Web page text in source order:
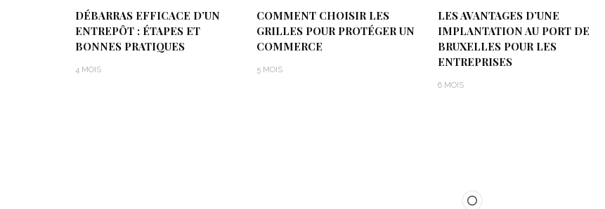
DÉBARRAS EFFICACE D’UN
ENTREPÔT : ÉTAPES ET
BONNES PRATIQUES
4 MOIS
COMMENT CHOISIR LES
GRILLES POUR PROTÉGER UN
COMMERCE
5 MOIS
LES AVANTAGES D’UNE
IMPLANTATION AU PORT DE
BRUXELLES POUR LES
ENTREPRISES
6 MOIS